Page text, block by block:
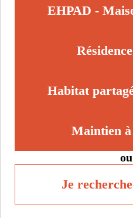
EHPAD -
Habitat
Maintien
ou
Je